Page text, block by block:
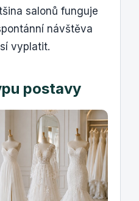
salonů funguje
návštěva
vyplatit.
postavy